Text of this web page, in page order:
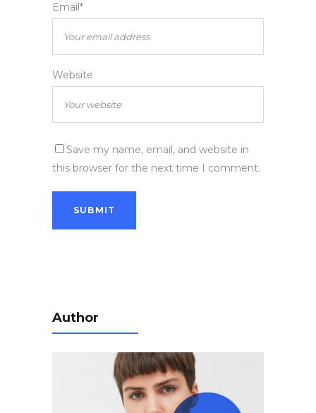
Email*
Website
Save my name, email, and website in
this browser for the next time I comment.
Author